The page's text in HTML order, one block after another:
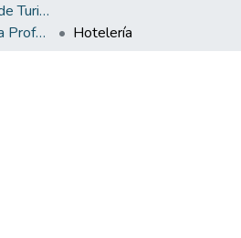
Escuela Profesional de Turismo y Hotelería
Trabajo de Suficiencia Profesional
Hotelería